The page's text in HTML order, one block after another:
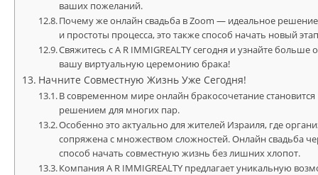
ваших пожеланий.
Почему же онлайн свадьба в Zoom — идеальное
и простоты процесса, это также способ начать новый
Свяжитесь с A R IMMIGREALTY сегодня и узнайте
вашу виртуальную церемонию брака!
Начните Совместную Жизнь Уже Сегодня!
В современном мире онлайн бракосочетание
решением для многих пар.
Особенно это актуально для жителей Израиля, где
сопряжена с множеством сложностей. Онлайн свадьба
способ начать совместную жизнь без лишних хлопот.
Компания A R IMMIGREALTY предлагает уникальную